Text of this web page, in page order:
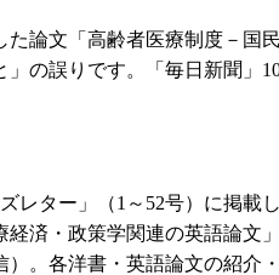
た論文「高齢者医療制度－国
の誤りです。「毎日新聞」
レター」（1～52号）に掲
済・政策学関連の英語論文
）。各洋書・英語論文の紹